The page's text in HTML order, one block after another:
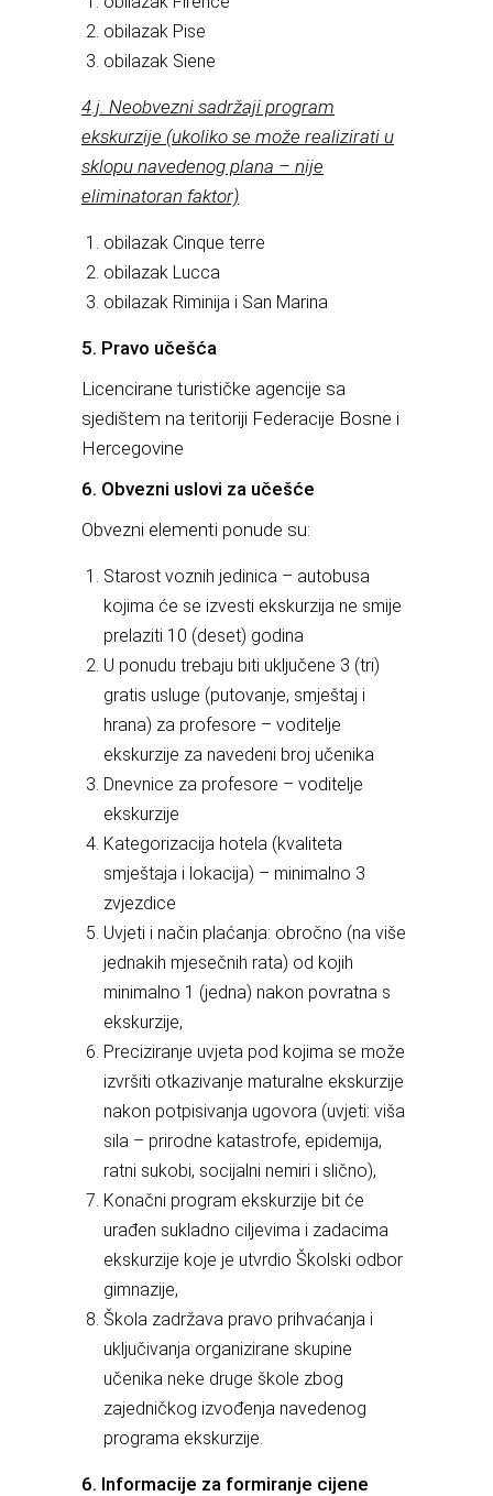
obilazak Pise
obilazak Siene
4.j. Neobvezni sadržaji program
ekskurzije (ukoliko se može realizirati u
sklopu navedenog plana – nije
eliminatoran faktor)
obilazak Cinque terre
obilazak Lucca
obilazak Riminija i San Marina
5. Pravo učešća
Licencirane turističke agencije sa
sjedištem na teritoriji Federacije Bosne i
Hercegovine
6. Obvezni uslovi za učešće
Obvezni elementi ponude su:
Starost voznih jedinica – autobusa
kojima će se izvesti ekskurzija ne smije
prelaziti 10 (deset) godina
U ponudu trebaju biti uključene 3 (tri)
gratis usluge (putovanje, smještaj i
hrana) za profesore – voditelje
ekskurzije za navedeni broj učenika
Dnevnice za profesore – voditelje
ekskurzije
Kategorizacija hotela (kvaliteta
smještaja i lokacija) – minimalno 3
zvjezdice
Uvjeti i način plaćanja: obročno (na više
jednakih mjesečnih rata) od kojih
minimalno 1 (jedna) nakon povratna s
ekskurzije,
Preciziranje uvjeta pod kojima se može
izvršiti otkazivanje maturalne ekskurzije
nakon potpisivanja ugovora (uvjeti: viša
sila – prirodne katastrofe, epidemija,
ratni sukobi, socijalni nemiri i slično),
Konačni program ekskurzije bit će
urađen sukladno ciljevima i zadacima
ekskurzije koje je utvrdio Školski odbor
gimnazije,
Škola zadržava pravo prihvaćanja i
uključivanja organizirane skupine
učenika neke druge škole zbog
zajedničkog izvođenja navedenog
programa ekskurzije.
6. Informacije za formiranje cijene